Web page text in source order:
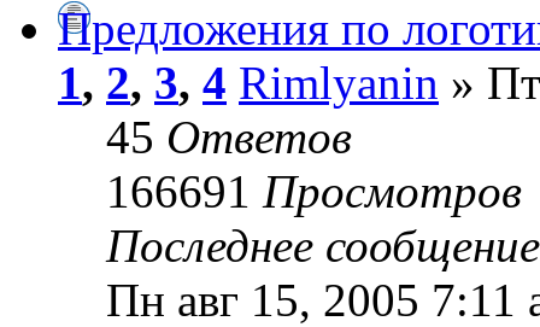
Предложения по
1, 2, 3, 4 Rimlyanin »
45 Ответов
166691 Просмотров
Последнее
Пн авг 15, 2005 7:11